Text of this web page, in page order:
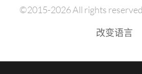
©2015-2026 All rights
改变语言